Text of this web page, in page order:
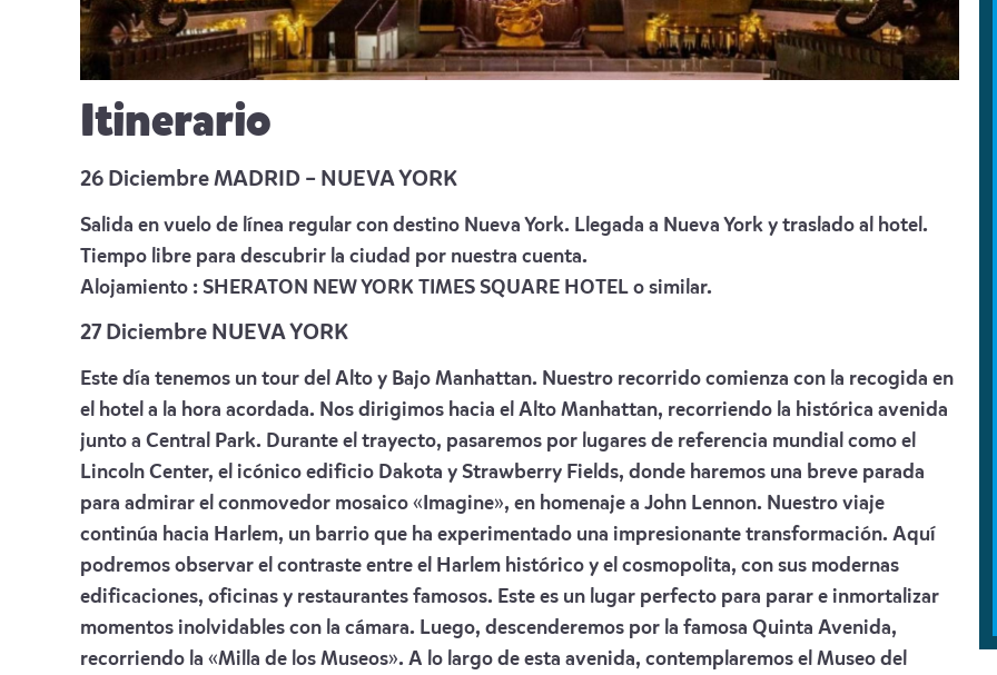
Itinerario
26 Diciembre MADRID – NUEVA YORK
Salida en vuelo de línea regular con destino Nueva York. Llegada a Nueva York y traslado al hotel.
Tiempo libre para descubrir la ciudad por nuestra cuenta.
Alojamiento : SHERATON NEW YORK TIMES SQUARE HOTEL o similar.
27 Diciembre NUEVA YORK
Este día tenemos un tour del Alto y Bajo Manhattan. Nuestro recorrido comienza con la recogida en
el hotel a la hora acordada. Nos dirigimos hacia el Alto Manhattan, recorriendo la histórica avenida
junto a Central Park. Durante el trayecto, pasaremos por lugares de referencia mundial como el
Lincoln Center, el icónico edificio Dakota y Strawberry Fields, donde haremos una breve parada
para admirar el conmovedor mosaico «Imagine», en homenaje a John Lennon. Nuestro viaje
continúa hacia Harlem, un barrio que ha experimentado una impresionante transformación. Aquí
podremos observar el contraste entre el Harlem histórico y el cosmopolita, con sus modernas
edificaciones, oficinas y restaurantes famosos. Este es un lugar perfecto para parar e inmortalizar
momentos inolvidables con la cámara. Luego, descenderemos por la famosa Quinta Avenida,
recorriendo la «Milla de los Museos». A lo largo de esta avenida, contemplaremos el Museo del